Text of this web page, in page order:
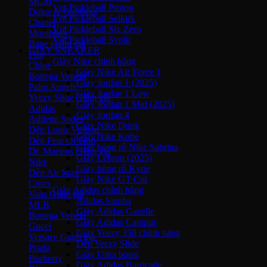
Dolce & Gabbana
Chanel
Montblanc
Bape
Fila
Chloe
Bottega Veneta
Palm Angels
Yeezy Slide
Adidas
Adilette Slides
Dép Louis Vuitton
Dép Fear Of God
Dr. Martens
Nike
Dép Air Max
Crocs
Vans
MLB
Bottega Veneta
Gucci
Versace
Prada
Burberry
Vợt Pickleball Proton
Vợt Pickleball Selkirk
Vợt Pickleball Six Zero
Vợt Pickleball Sypik
GIÀY SNEAKER
Giày Nike chính hãng
Giày Nike Air Force 1
Giày Jordan 1 (2025)
Giày Jordan 1 Low
Giày Jordan 1 Mid (2025)
Giày Jordan 4
Giày Nike Dunk
Giày Nike Kobe
Giày bóng rổ Nike Sabrina
Giày Lebron (2025)
Giày bóng rổ Kyrie
Giày Nike GT Cut
Giày Adidas chính hãng
Adidas Samba
Giày Adidas Gazelle
Giày Adidas Campus
Giày Yeezy 350 chính hãng
Dép Yeezy Slide
Giày Ultra boost
Giày Adidas Barricade